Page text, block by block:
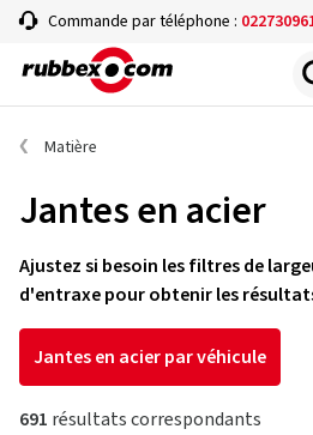
Commande par téléphone :
Matière
Jantes en acier
Ajustez si besoin les filtres de
d'entraxe pour obtenir les
Jantes en acier par véhicule
691 résultats correspondants